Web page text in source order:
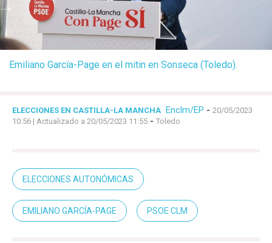
Emiliano García-Page en el mitin en Sonseca (Toledo).
ELECCIONES EN CASTILLA-LA MANCHA Enclm/EP - 20/05/2023
10:56 | Actualizado a 20/05/2023 11:55 - Toledo
ELECCIONES AUTONÓMICAS
EMILIANO GARCÍA-PAGE PSOE CLM